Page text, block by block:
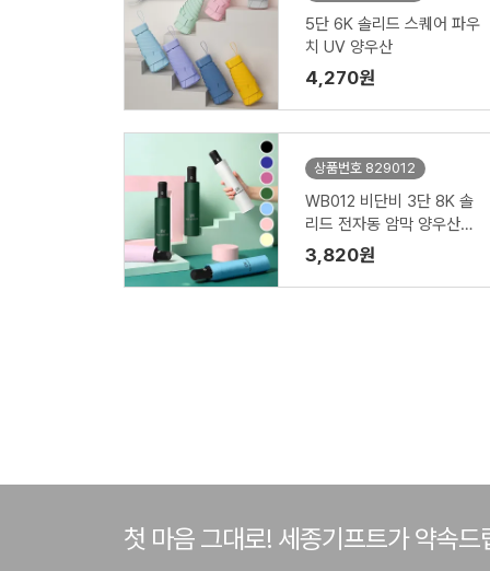
5단 6K 솔리드 스퀘어 파우
치 UV 양우산
4,270원
상품번호 829012
WB012 비단비 3단 8K 솔
리드 전자동 암막 양우산
(인쇄/케이스포함)
3,820원
첫 마음 그대로! 세종기프트가 약속드